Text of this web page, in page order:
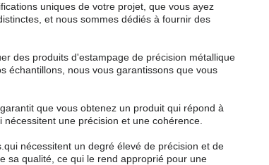
uniques de votre projet, que vous ayez
et nous sommes dédiés à fournir des
des produits d'estampage de précision métallique
échantillons, nous vous garantissons que vous
que vous obtenez un produit qui répond à
une précision et une cohérence.
nécessitent un degré élevé de précision et de
sa qualité, ce qui le rend approprié pour une